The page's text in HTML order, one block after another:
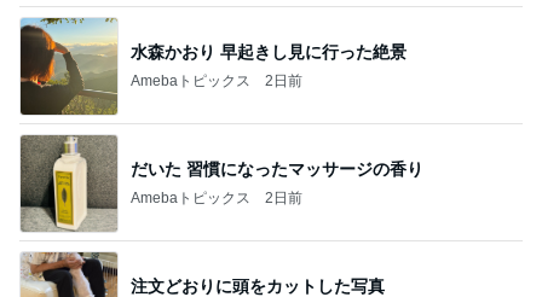
水森かおり 早起きし見に行った絶景
Amebaトピックス 2日前
だいた 習慣になったマッサージの香り
Amebaトピックス 2日前
注文どおりに頭をカットした写真